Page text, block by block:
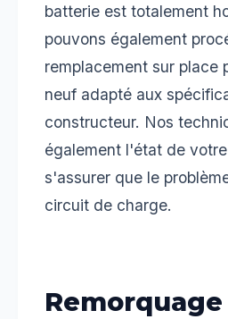
batterie est totalement
pouvons également
remplacement sur place
neuf adapté aux
constructeur. Nos
également l'état de
s'assurer que le
circuit de charge.
Remorquage